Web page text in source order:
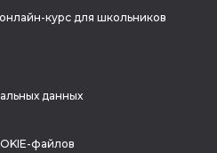
курс для школьников
данных
файлов